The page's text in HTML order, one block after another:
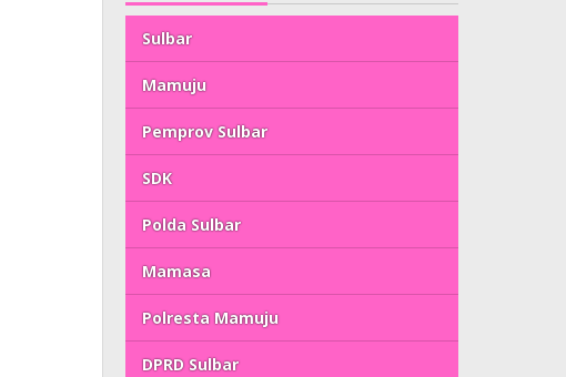
Sulbar
Mamuju
Pemprov Sulbar
SDK
Polda Sulbar
Mamasa
Polresta Mamuju
DPRD Sulbar